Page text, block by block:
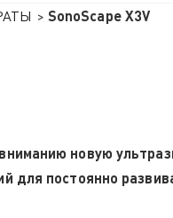
> SonoScape Х3V
новую
для постоянно